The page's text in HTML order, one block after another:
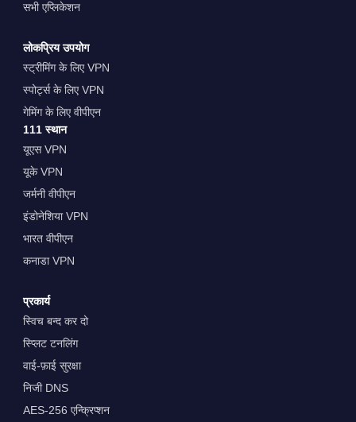
सभी एप्लिकेशन
लोकप्रिय उपयोग
स्ट्रीमिंग के लिए VPN
स्पोर्ट्स के लिए VPN
गेमिंग के लिए वीपीएन
111 स्थान
यूएस VPN
यूके VPN
जर्मनी वीपीएन
इंडोनेशिया VPN
भारत वीपीएन
कनाडा VPN
प्रकार्य
स्विच बन्द कर दो
स्प्लिट टनलिंग
वाई-फ़ाई सुरक्षा
निजी DNS
AES-256 एन्क्रिप्शन